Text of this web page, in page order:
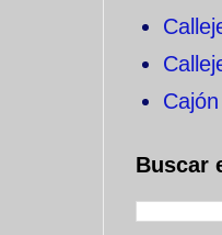
Buscar